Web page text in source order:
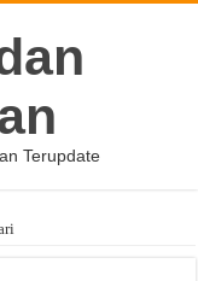
Terupdate